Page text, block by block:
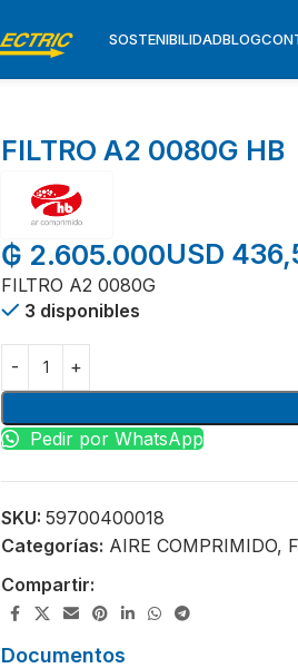
SOSTENIBILIDADBLOG
FILTRO A2 0080G HB
₲ 2.605.000USD
FILTRO A2 0080G
3 disponibles
Pedir por WhatsApp
SKU: 59700400018
Categorías: AIRE COMPRIMIDO,
Compartir:
Documentos